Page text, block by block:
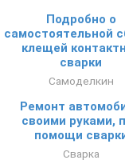
Подробно о
самостоятельной
клещей
сварки
Самоделкин
Ремонт
своими руками,
помощи
Сварка